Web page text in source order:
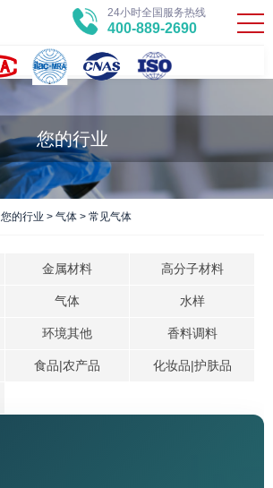
24小时全国服务热线
400-889-2690
您的行业
您的行业 > 气体 > 常见气体
金属材料 高分子材料
气体 水样
环境其他 香料调料
食品|农产品 化妆品|护肤品